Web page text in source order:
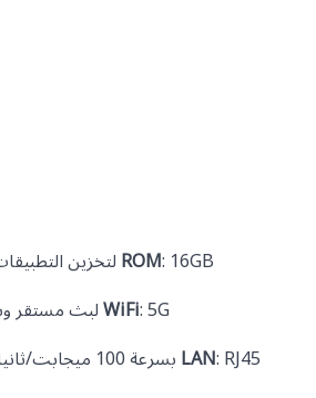
ROM: 16GB لتخزين التطبيقات والملفات
WiFi: 5G لبث مستقر وسريع
LAN: RJ45 بسرعة 100 ميجابت/ثانية للاتصال السلكي